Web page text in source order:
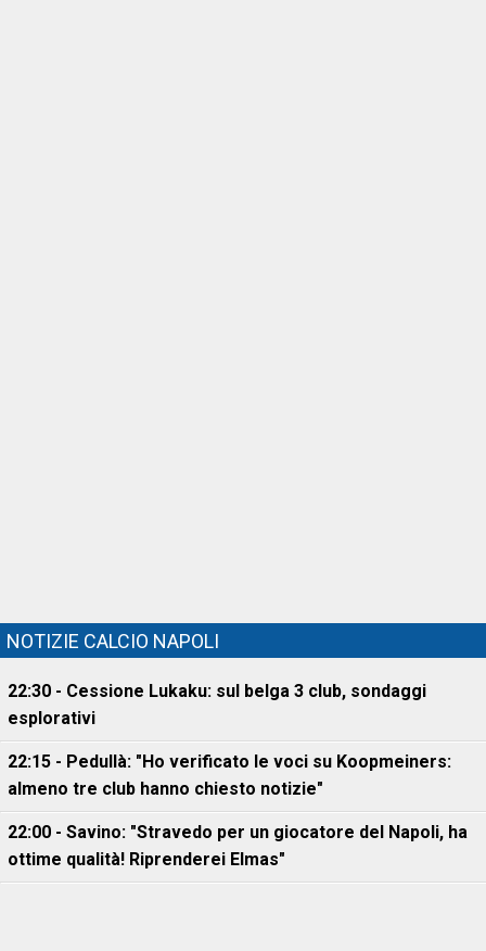
NOTIZIE CALCIO NAPOLI
22:30 - Cessione Lukaku: sul belga 3 club, sondaggi
esplorativi
22:15 - Pedullà: "Ho verificato le voci su Koopmeiners:
almeno tre club hanno chiesto notizie"
22:00 - Savino: "Stravedo per un giocatore del Napoli, ha
ottime qualità! Riprenderei Elmas"